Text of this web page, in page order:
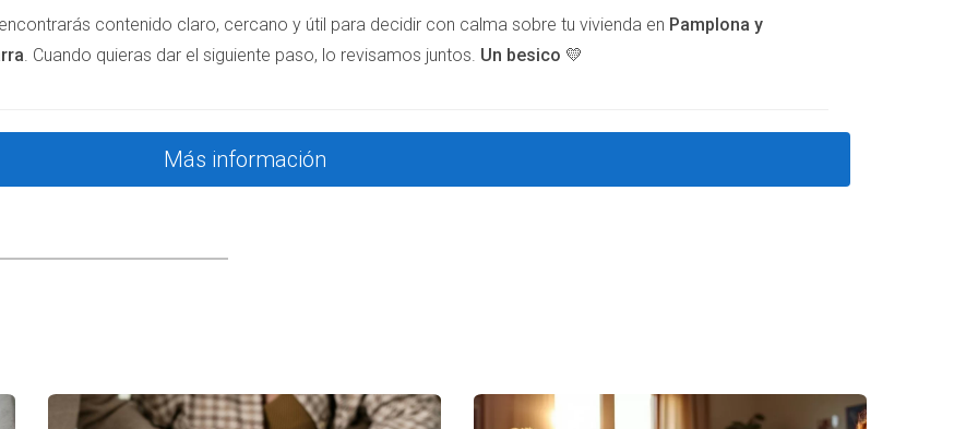
considerar una vivienda como habitual?
Hacienda considera otros factores como consumos y vínculos familiares.
una única vivienda habitual para efectos fiscales.
a mi declaración fiscal?
fiscales dependiendo de si era tu vivienda habitual o no. Es recomendable consultar a un experto.
mi residencia habitual?
laborales o escolares, y cualquier documentación que muestre tu vínculo con la propiedad donde
contenido claro, cercano y útil para decidir con calma sobre tu vivienda en Pamplona y
. Cuando quieras dar el siguiente paso, lo revisamos juntos. Un besico 💛
Más información